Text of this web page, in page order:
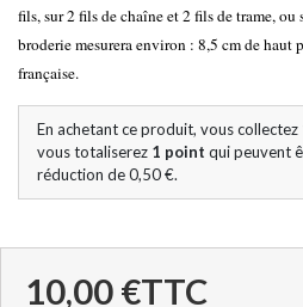
fils, sur 2 fils de chaîne et 2 fils de trame,
broderie mesurera environ : 8,5 cm de haut
française.
En achetant ce produit, vous collectez
vous totaliserez 1 point qui peuvent
réduction de0,50 €.
10,00 €TTC